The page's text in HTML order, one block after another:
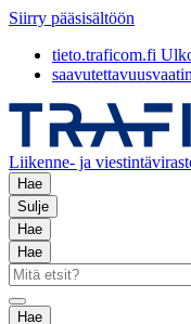
Siirry pääsisältöön
tieto.traficom.fi
Liikenne- ja
Hae
Sulje
Hae
Hae
Hae